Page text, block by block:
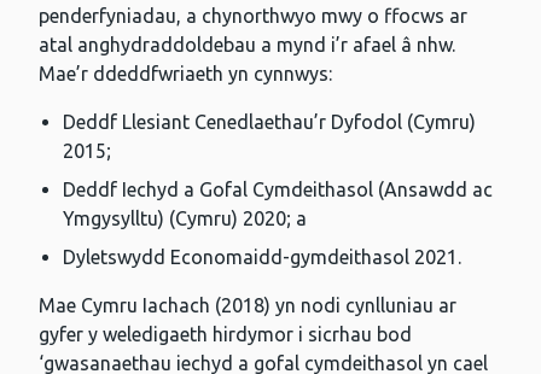
penderfyniadau, a chynorthwyo mwy o ffocws ar
atal anghydraddoldebau a mynd i’r afael â nhw.
Mae’r ddeddfwriaeth yn cynnwys:
Deddf Llesiant Cenedlaethau’r Dyfodol (Cymru)
2015;
Deddf Iechyd a Gofal Cymdeithasol (Ansawdd ac
Ymgysylltu) (Cymru) 2020; a
Dyletswydd Economaidd-gymdeithasol 2021.
Mae Cymru Iachach (2018) yn nodi cynlluniau ar
gyfer y weledigaeth hirdymor i sicrhau bod
‘gwasanaethau iechyd a gofal cymdeithasol yn cael